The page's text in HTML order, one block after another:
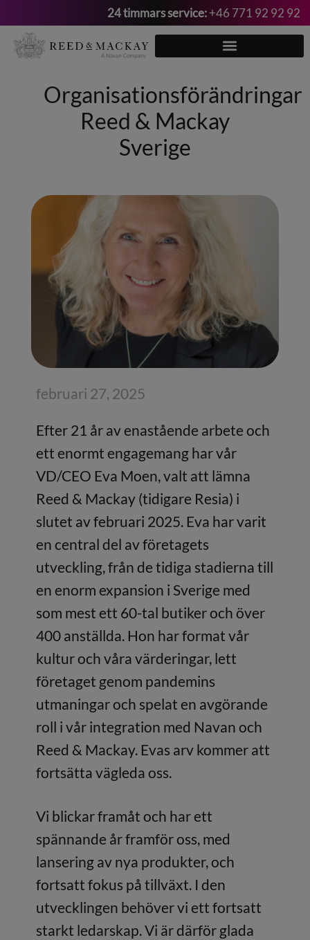
Hoppa
till
24 timmars service:+46 771 92 92 92
Organisationsförändringar
Reed & Mackay
Sverige
februari 27, 2025
Efter 21 år av enastående arbete och
ett enormt engagemang har vår
VD/CEO Eva Moen, valt att lämna
Reed & Mackay (tidigare Resia) i
slutet av februari 2025. Eva har varit
en central del av företagets
utveckling, från de tidiga stadierna till
en enorm expansion i Sverige med
som mest ett 60-tal butiker och över
400 anställda. Hon har format vår
kultur och våra värderingar, lett
företaget genom pandemins
utmaningar och spelat en avgörande
roll i vår integration med Navan och
Reed & Mackay. Evas arv kommer att
fortsätta vägleda oss.
Vi blickar framåt och har ett
spännande år framför oss, med
lansering av nya produkter, och
fortsatt fokus på tillväxt. I den
utvecklingen behöver vi ett fortsatt
starkt ledarskap. Vi är därför glada